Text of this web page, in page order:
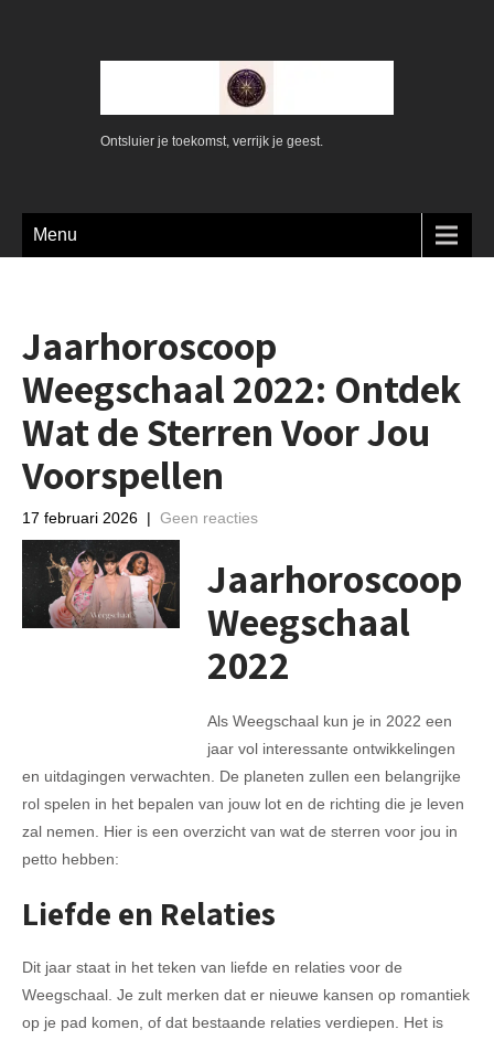
Ontsluier je toekomst, verrijk je geest.
Menu
Jaarhoroscoop
Weegschaal 2022: Ontdek
Wat de Sterren Voor Jou
Voorspellen
17 februari 2026 | Geen reacties
Jaarhoroscoop
Weegschaal
2022
Als Weegschaal kun je in 2022 een
jaar vol interessante ontwikkelingen
en uitdagingen verwachten. De planeten zullen een belangrijke
rol spelen in het bepalen van jouw lot en de richting die je leven
zal nemen. Hier is een overzicht van wat de sterren voor jou in
petto hebben:
Liefde en Relaties
Dit jaar staat in het teken van liefde en relaties voor de
Weegschaal. Je zult merken dat er nieuwe kansen op romantiek
op je pad komen, of dat bestaande relaties verdiepen. Het is